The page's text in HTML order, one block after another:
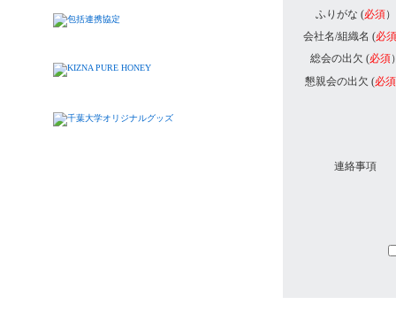
ふりがな (必須）
会社名/組織名 (必須
総会の出欠 (必須
懇親会の出欠 (必須
連絡事項